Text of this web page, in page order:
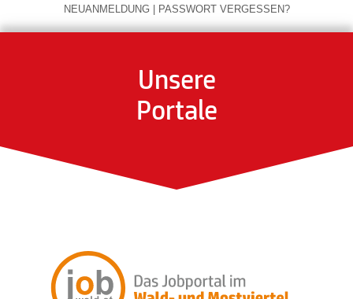
NEUANMELDUNG | PASSWORT VERGESSEN?
Unsere
Portale